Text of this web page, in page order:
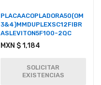
PLACAACOPLADORA50(OM
3&4)MMDUPLEXSC12FIBR
ASLEVITON5F100-2QC
MXN $ 1,184
SOLICITAR
EXISTENCIAS